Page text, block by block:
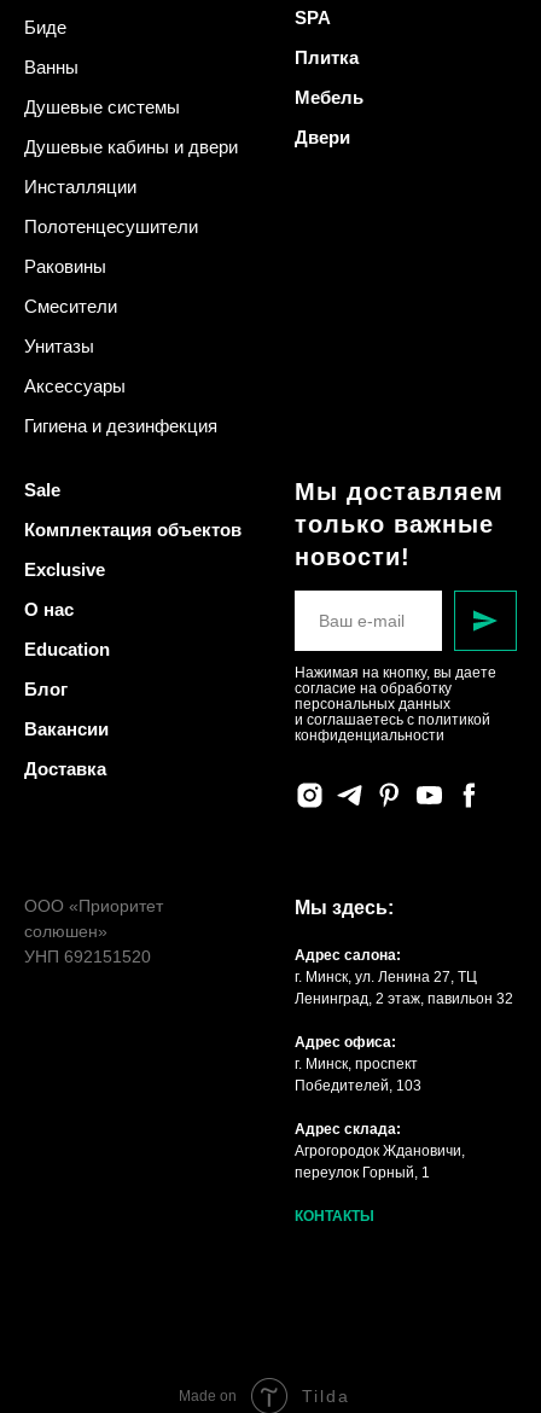
Биде
Ванны
Душевые системы
Душевые кабины и двери
Инсталляции
Полотенцесушители
Раковины
Смесители
Унитазы
Аксессуары
Гигиена и дезинфекция
SPA
Плитка
Мебель
Двери
Sale
Комплектация объектов
Exclusive
О нас
Education
Блог
Вакансии
Доставка
Мы доставляем
только важные
новости!
Нажимая на кнопку, вы даете
согласие на обработку
персональных данных
и соглашаетесь c политикой
конфиденциальности
ООО «Приоритет
солюшен»
УНП 692151520
Мы здесь:
Адрес салона:
г. Минск, ул. Ленина 27, ТЦ
Ленинград, 2 этаж, павильон 32
Адрес офиса:
г. Минск, проспект
Победителей, 103
Адрес склада:
Агрогородок Ждановичи,
переулок Горный, 1
КОНТАКТЫ
Made on Tilda